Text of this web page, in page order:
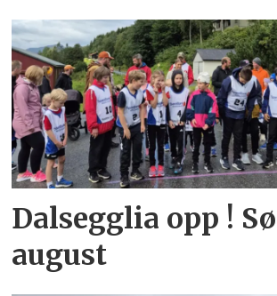
Dalsegglia opp !
august